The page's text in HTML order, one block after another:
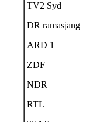
TV2 Syd
DR ramasjang
ARD 1
ZDF
NDR
RTL